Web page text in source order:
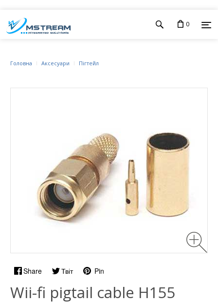
0
Головна Аксесуари Пігтейл
Share Твіт Pin
Wii-fi pigtail cable H155